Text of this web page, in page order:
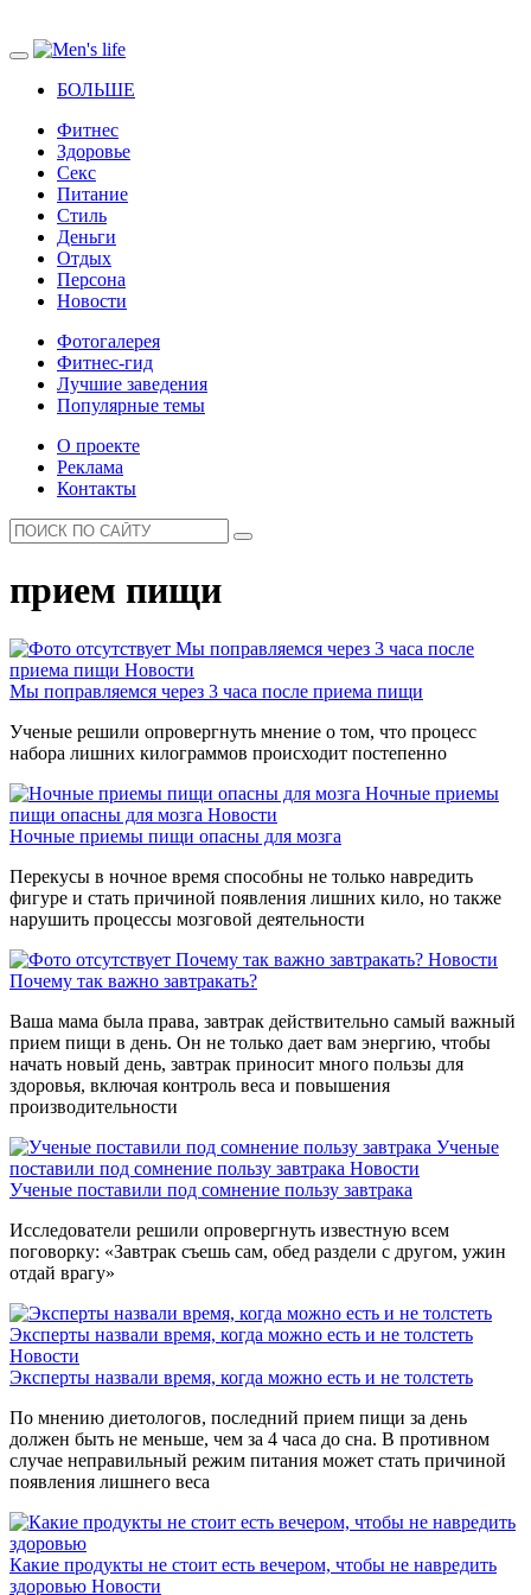
БОЛЬШЕ
Фитнес
Здоровье
Секс
Питание
Стиль
Деньги
Отдых
Персона
Новости
Фотогалерея
Фитнес-гид
Лучшие заведения
Популярные темы
О проекте
Реклама
Контакты
прием пищи
Мы поправляемся через 3 часа после
приема пищи Новости
Мы поправляемся через 3 часа после приема пищи
Ученые решили опровергнуть мнение о том, что процесс
набора лишних килограммов происходит постепенно
Ночные приемы
пищи опасны для мозга Новости
Ночные приемы пищи опасны для мозга
Перекусы в ночное время способны не только навредить
фигуре и стать причиной появления лишних кило, но также
нарушить процессы мозговой деятельности
Почему так важно завтракать? Новости
Почему так важно завтракать?
Ваша мама была права, завтрак действительно самый важный
прием пищи в день. Он не только дает вам энергию, чтобы
начать новый день, завтрак приносит много пользы для
здоровья, включая контроль веса и повышения
производительности
Ученые
поставили под сомнение пользу завтрака Новости
Ученые поставили под сомнение пользу завтрака
Исследователи решили опровергнуть известную всем
поговорку: «Завтрак съешь сам, обед раздели с другом, ужин
отдай врагу»
Эксперты назвали время, когда можно есть и не толстеть
Новости
Эксперты назвали время, когда можно есть и не толстеть
По мнению диетологов, последний прием пищи за день
должен быть не меньше, чем за 4 часа до сна. В противном
случае неправильный режим питания может стать причиной
появления лишнего веса
Какие продукты не стоит есть вечером, чтобы не навредить
здоровью Новости